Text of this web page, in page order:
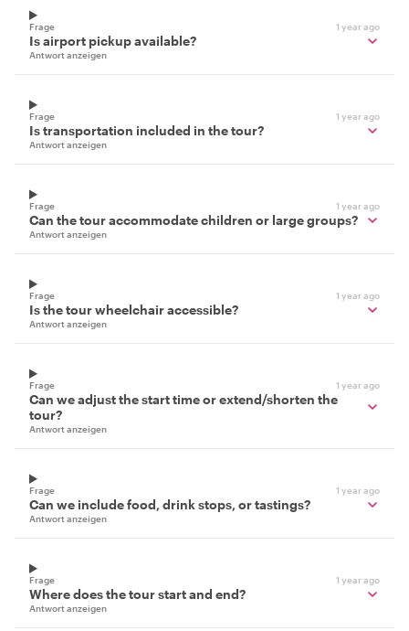
Frage 1 year ago
Is airport pickup available?
Antwort anzeigen
Frage 1 year ago
Is transportation included in the tour?
Antwort anzeigen
Frage 1 year ago
Can the tour accommodate children or large groups?
Antwort anzeigen
Frage 1 year ago
Is the tour wheelchair accessible?
Antwort anzeigen
Frage 1 year ago
Can we adjust the start time or extend/shorten the
tour?
Antwort anzeigen
Frage 1 year ago
Can we include food, drink stops, or tastings?
Antwort anzeigen
Frage 1 year ago
Where does the tour start and end?
Antwort anzeigen